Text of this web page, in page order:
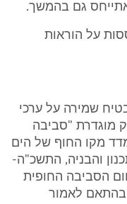
אתייחס גם בהמשך.
על הוראות
שמירה על ערכי
החוף. בסעיף 1 לחוק מוגדרת "סביבה
של 300 מטר שימדד מקו החוף של הים
לחוק התכנון והבניה, התשכ"ה-
הסביבה החופית
בהתאם לאמור